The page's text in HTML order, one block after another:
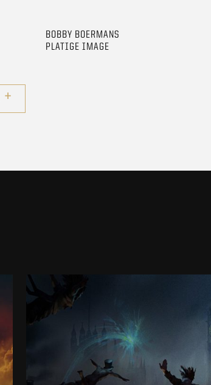
BOBBY BOERMANS
PLATIGE IMAGE
+
PIOTRUŚ PAN
3D LIVE THEATER MUSICAL
ZOBACZ PROJEKT